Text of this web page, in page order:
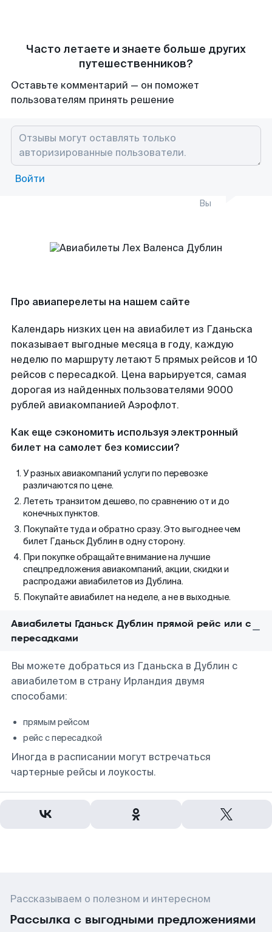
Часто летаете и знаете больше других
путешественников?
Оставьте комментарий — он поможет
пользователям принять решение
Войти
Вы
Про авиаперелеты на нашем сайте
Календарь низких цен на авиабилет из Гданьска
показывает выгодные месяца в году, каждую
неделю по маршруту летают 5 прямых рейсов и 10
рейсов с пересадкой. Цена варьируется, самая
дорогая из найденных пользователями 9000
рублей авиакомпанией Аэрофлот.
Как еще сэкономить используя электронный
билет на самолет без комиссии?
У разных авиакомпаний услуги по перевозке
различаются по цене.
Лететь транзитом дешево, по сравнению от и до
конечных пунктов.
Покупайте туда и обратно сразу. Это выгоднее чем
билет Гданьск Дублин в одну сторону.
При покупке обращайте внимание на лучшие
спецпредложения авиакомпаний, акции, скидки и
распродажи авиабилетов из Дублина.
Покупайте авиабилет на неделе, а не в выходные.
Авиабилеты Гданьск Дублин прямой рейс или с
пересадками
Вы можете добраться из Гданьска в Дублин с
авиабилетом в страну Ирландия двумя
способами:
прямым рейсом
рейс с пересадкой
Иногда в расписании могут встречаться
чартерные рейсы и лоукосты.
Рассказываем о полезном и интересном
Рассылка с выгодными предложениями